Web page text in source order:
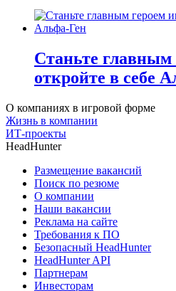
Станьте
откройте в себе
О компаниях в игровой форме
Жизнь в компании
ИТ-проекты
HeadHunter
Размещение вакансий
Поиск по резюме
О компании
Наши вакансии
Реклама на сайте
Требования к ПО
Безопасный HeadHunter
HeadHunter API
Партнерам
Инвесторам